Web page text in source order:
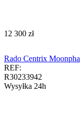
‍12 300‍ zł
Rado Centrix
REF:
R30233942
Wysyłka 24h